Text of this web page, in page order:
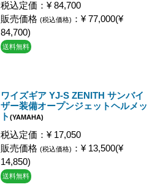
税込定価：¥ 84,700
販売価格 (税込価格) ：¥ 77,000(¥
84,700)
送料無料
ワイズギア YJ-S ZENITH サンバイ
ザー装備オープンジェットヘルメッ
ト (YAMAHA)
税込定価：¥ 17,050
販売価格 (税込価格) ：¥ 13,500(¥
14,850)
送料無料